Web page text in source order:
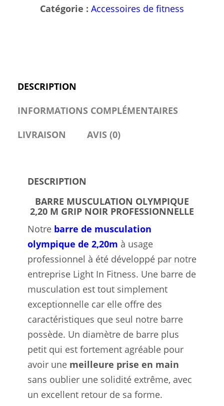
Catégorie : Accessoires de fitness
DESCRIPTION
INFORMATIONS COMPLÉMENTAIRES
LIVRAISON
AVIS (0)
DESCRIPTION
BARRE MUSCULATION OLYMPIQUE
2,20 M GRIP NOIR PROFESSIONNELLE
Notre barre de musculation
olympique de 2,20m à usage
professionnel à été développé par notre
entreprise Light In Fitness. Une barre de
musculation est tout simplement
exceptionnelle car elle offre des
caractéristiques que seul notre barre
possède. Un diamètre de barre plus
petit qui est fortement agréable pour
avoir une meilleure prise en main
sans oublier une solidité extrême, avec
un excellent retour de sa forme.